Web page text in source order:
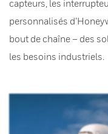
capteurs, les
personnalisés
bout de chaîne – des
les besoins industriels.